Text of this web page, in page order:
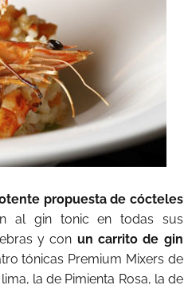
propuesta de cócteles
al gin tonic en todas sus
y con un carrito de gin
tónicas Premium Mixers de
la de Pimienta Rosa, la de